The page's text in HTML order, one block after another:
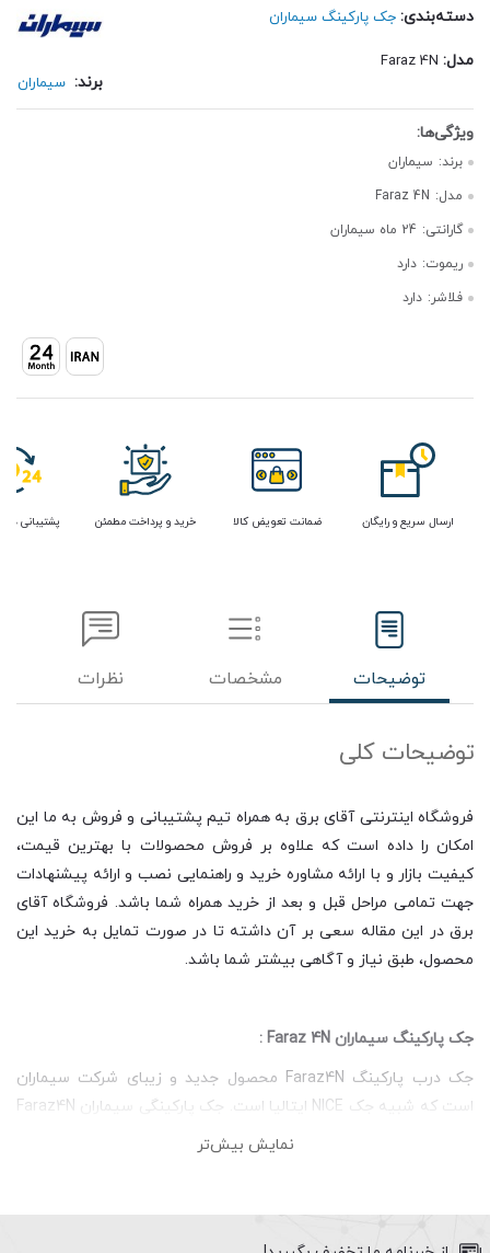
دسته‌بندی: جک پارکینگ سیماران
مدل:
برند: سیماران
برند: سیماران
مدل: Faraz 4N
گارانتی: 24 ماه سیماران
ریموت: دارد
فلاشر: دارد
ارسال سریع و رایگان ضمانت تعویض کالا خرید و پرداخت مطمئن پشتیبانی
توضیحات مشخصات نظرات
توضیحات کلی
فروشگاه اینترنتی آقای برق به همراه تیم پشتیبانی و فروش به ما این
امکان را داده است که علاوه بر فروش محصولات با بهترین قیمت،
کیفیت بازار و با ارائه مشاوره خرید و راهنمایی نصب و ارائه پیشنهادات
جهت تمامی مراحل قبل و بعد از خرید همراه شما باشد. فروشگاه آقای
برق در این مقاله سعی بر آن داشته تا در صورت تمایل به خرید این
محصول، طبق نیاز و آگاهی بیشتر شما باشد.
جک پارکینگ سیماران Faraz 4N :
جک درب پارکینگ Faraz4N محصول جدید و زیبای شرکت سیماران
است که شبیه جک NICE ایتالیا است. جک پارکینگی سیماران Faraz4N
درب های تک لنگه هم مناسب می باشد. از مهم ترین ویژگی های بکار
نمایش بیش‌تر